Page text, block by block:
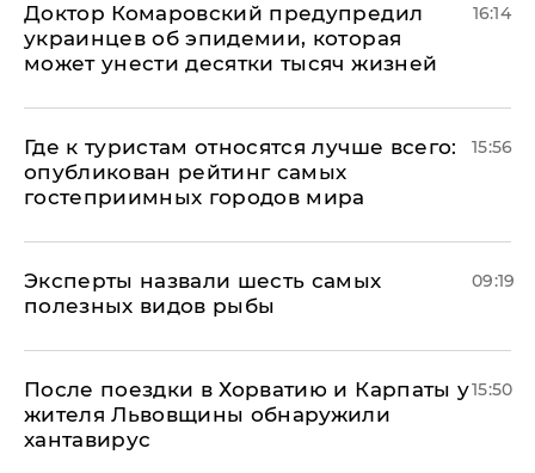
Доктор Комаровский предупредил
украинцев об эпидемии, которая
может унести десятки тысяч жизней
16:14
Где к туристам относятся лучше всего:
опубликован рейтинг самых
гостеприимных городов мира
15:56
Эксперты назвали шесть самых
полезных видов рыбы
09:19
После поездки в Хорватию и Карпаты у
жителя Львовщины обнаружили
хантавирус
15:50